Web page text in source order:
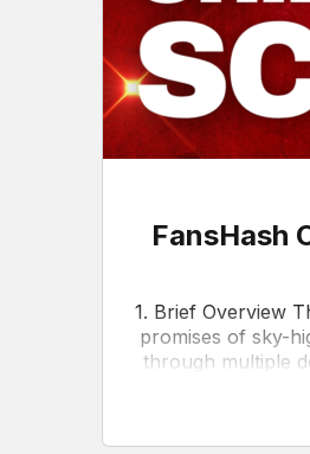
FansHash
1. Brief Overview
promises of sky-
through multiple